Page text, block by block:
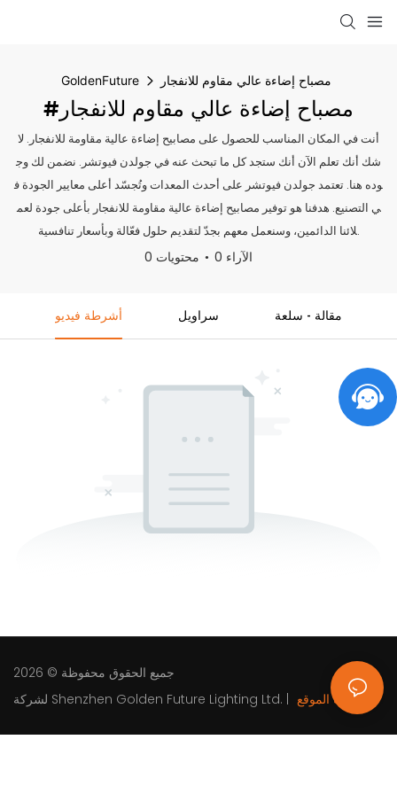
GoldenFuture مصباح إضاءة عالي مقاوم للانفجار
#مصباح إضاءة عالي مقاوم للانفجار
أنت في المكان المناسب للحصول على مصابيح إضاءة عالية مقاومة للانفجار. لا
شك أنك تعلم الآن أنك ستجد كل ما تبحث عنه في جولدن فيوتشر. نضمن لك وج
وده هنا. تعتمد جولدن فيوتشر على أحدث المعدات وتُجسّد أعلى معايير الجودة ف
ي التصنيع. هدفنا هو توفير مصابيح إضاءة عالية مقاومة للانفجار بأعلى جودة لعم
لائنا الدائمين، وسنعمل معهم بجدّ لتقديم حلول فعّالة وبأسعار تنافسية.
0 محتويات 0 الآراء
أشرطة فيديو سراويل مقالة - سلعة
جميع الحقوق محفوظة © 2026
لشركة Shenzhen Golden Future Lighting Ltd. | خريطة الموقع